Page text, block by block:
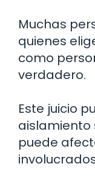
Muchas
quienes
como
verdadero.
Este juicio
aislamiento
puede